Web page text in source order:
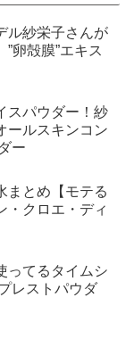
ル紗栄子さんが
卵殻膜”エキス
スパウダー！紗
ールスキンコン
ー
まとめ【モテる
・クロエ・ディ
ってるタイムシ
レストパウダ